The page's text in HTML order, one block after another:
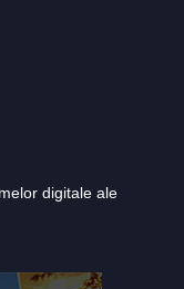
digitale ale